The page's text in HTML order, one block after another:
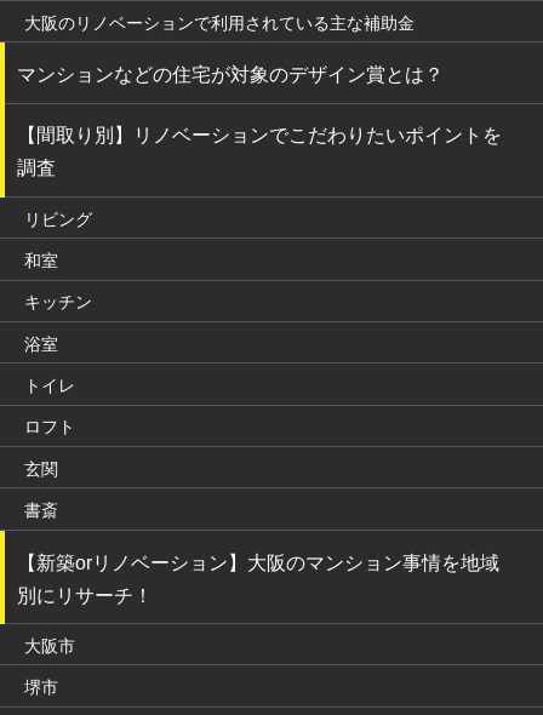
大阪のリノベーションで利用されている主な補助金
マンションなどの住宅が対象のデザイン賞とは？
【間取り別】リノベーションでこだわりたいポイントを
調査
リビング
和室
キッチン
浴室
トイレ
ロフト
玄関
書斎
【新築orリノベーション】大阪のマンション事情を地域
別にリサーチ！
大阪市
堺市